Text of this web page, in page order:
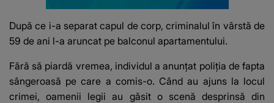
După ce i-a separat capul de corp, criminalul în vârstă de
59 de ani l-a aruncat pe balconul apartamentului.
Fără să piardă vremea, individul a anunțat poliția de fapta
sângeroasă pe care a comis-o. Când au ajuns la locul
crimei, oamenii legii au găsit o scenă desprinsă din